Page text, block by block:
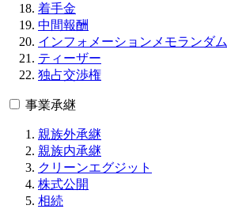
着手金
中間報酬
インフォメーションメモランダム
ティーザー
独占交渉権
事業承継
親族外承継
親族内承継
クリーンエグジット
株式公開
相続